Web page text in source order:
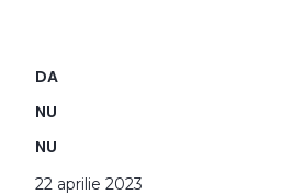
DA
NU
NU
22 aprilie 2023